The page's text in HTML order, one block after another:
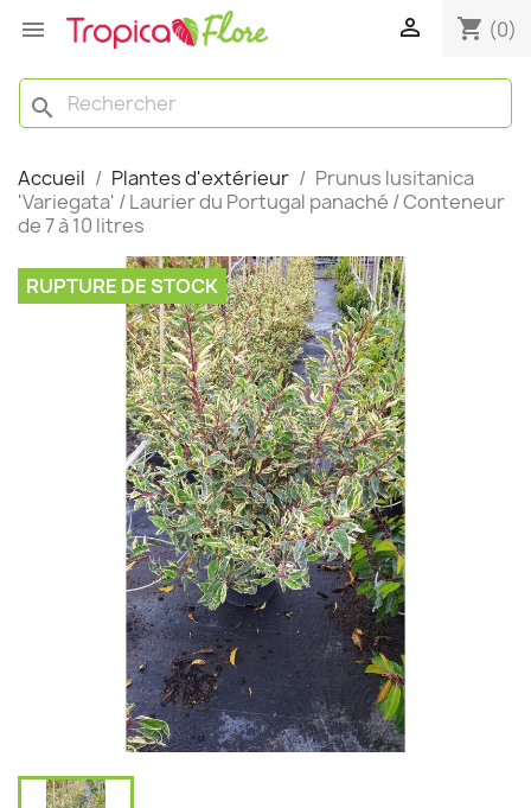
  shopping_cart (0)
search
Accueil Plantes d'extérieur
Prunus lusitanica
'Variegata' / Laurier du Portugal panaché / Conteneur
de 7 à 10 litres
RUPTURE DE STOCK